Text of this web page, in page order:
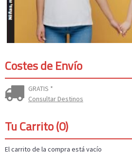
Costes de Envío
GRATIS *
Consultar Destinos
Tu Carrito (0)
El carrito de la compra está vacío